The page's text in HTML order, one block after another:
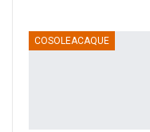
COSOLEACAQUE